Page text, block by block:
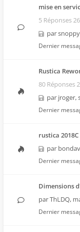
mise en
5 Réponses
parsnoppy
Dernier
Rustica
80 Réponses
par jroger,
Dernier
rustica 2018C
par bondav
Dernier
Dimensions
parThLDQ,
Dernier